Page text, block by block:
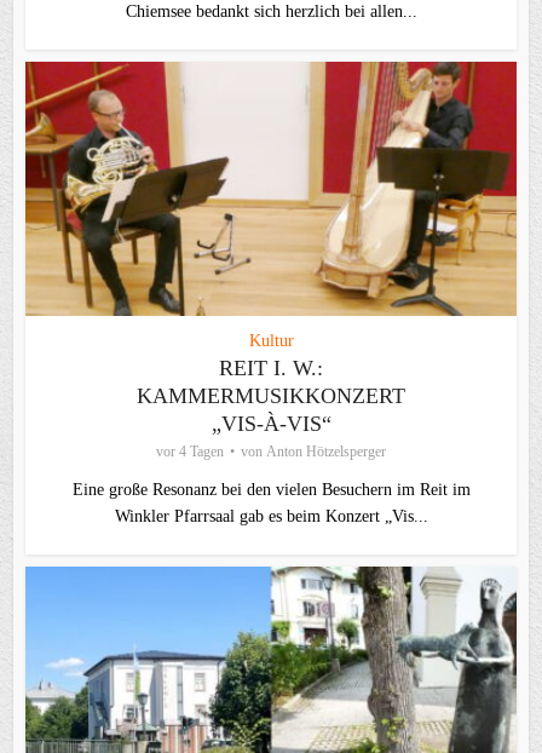
Chiemsee bedankt sich herzlich bei allen...
Kultur
REIT I. W.:
KAMMERMUSIKKONZERT
„VIS-À-VIS“
vor 4 Tagen von Anton Hötzelsperger
Eine große Resonanz bei den vielen Besuchern im Reit im
Winkler Pfarrsaal gab es beim Konzert „Vis...